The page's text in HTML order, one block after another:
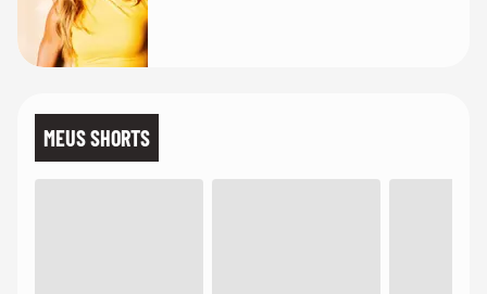
MEUS SHORTS